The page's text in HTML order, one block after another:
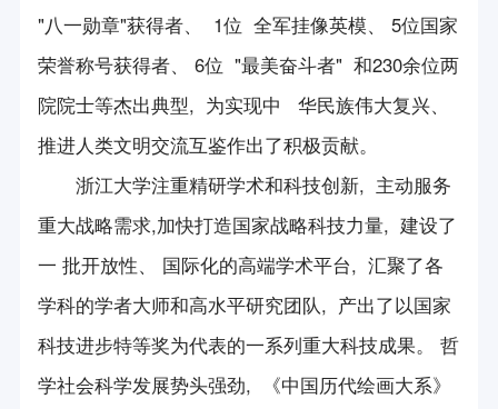
"八一勋章"获得者、 1位 全军挂像英模、 5位国家
荣誉称号获得者、 6位 "最美奋斗者" 和230余位两
院院士等杰出典型, 为实现中 华民族伟大复兴、
推进人类文明交流互鉴作出了积极贡献。
浙江大学注重精研学术和科技创新, 主动服务
重大战略需求,加快打造国家战略科技力量, 建设了
一 批开放性、 国际化的高端学术平台, 汇聚了各
学科的学者大师和高水平研究团队, 产出了以国家
科技进步特等奖为代表的一系列重大科技成果。 哲
学社会科学发展势头强劲, 《中国历代绘画大系》